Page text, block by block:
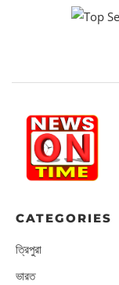
CATEGORIES
ত্রিপুরা
ভারত